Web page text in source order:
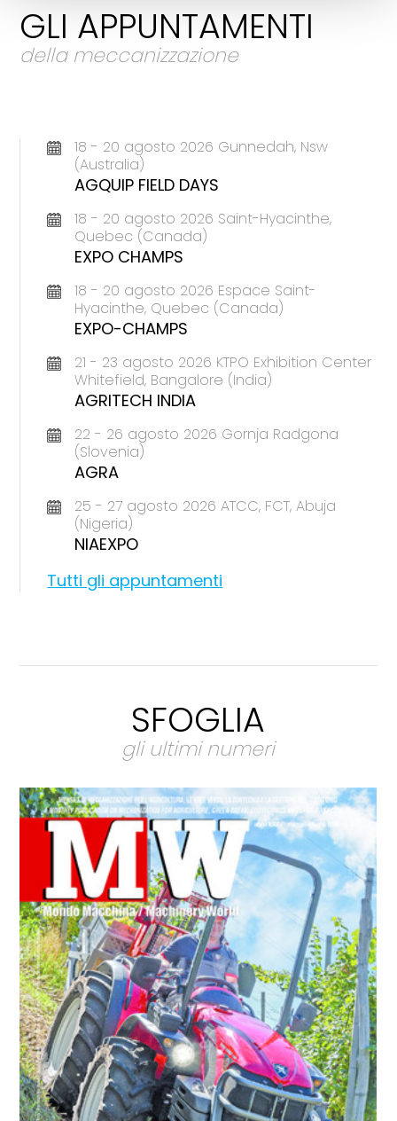
GLI APPUNTAMENTI
della meccanizzazione
18 - 20 agosto 2026 Gunnedah, Nsw
(Australia)
AGQUIP FIELD DAYS
18 - 20 agosto 2026 Saint-Hyacinthe,
Quebec (Canada)
EXPO CHAMPS
18 - 20 agosto 2026 Espace Saint-
Hyacinthe, Quebec (Canada)
EXPO-CHAMPS
21 - 23 agosto 2026 KTPO Exhibition Center
Whitefield, Bangalore (India)
AGRITECH INDIA
22 - 26 agosto 2026 Gornja Radgona
(Slovenia)
AGRA
25 - 27 agosto 2026 ATCC, FCT, Abuja
(Nigeria)
NIAEXPO
Tutti gli appuntamenti
SFOGLIA
gli ultimi numeri